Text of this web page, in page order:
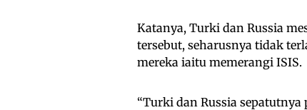
Katanya, Turki dan Russia
tersebut, seharusnya tidak
mereka iaitu memerangi ISIS.
“Turki dan Russia